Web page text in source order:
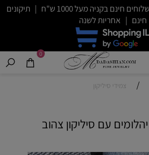
משלוחים מהירים | משלוחים חינם בקניה מעל 1000 ש"ח | תיקונים
חינם | אחריות לשנה
0
/ צמידי סיליקון
עם סיליקון צהוב